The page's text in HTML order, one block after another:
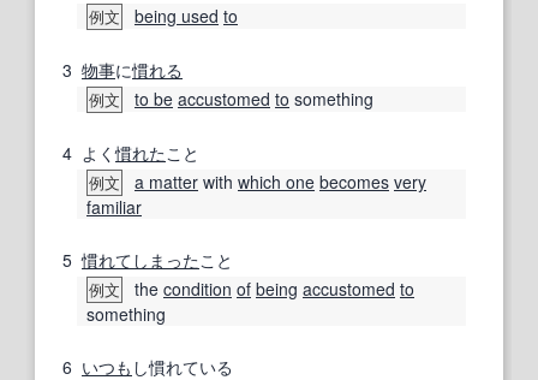
例文 being used to
3 物事に慣れる
例文 to be accustomed to something
4 よく慣れたこと
例文 a matter with which one becomes very
familiar
5 慣れてしまったこと
例文 the condition of being accustomed to
something
6 いつも し慣れている